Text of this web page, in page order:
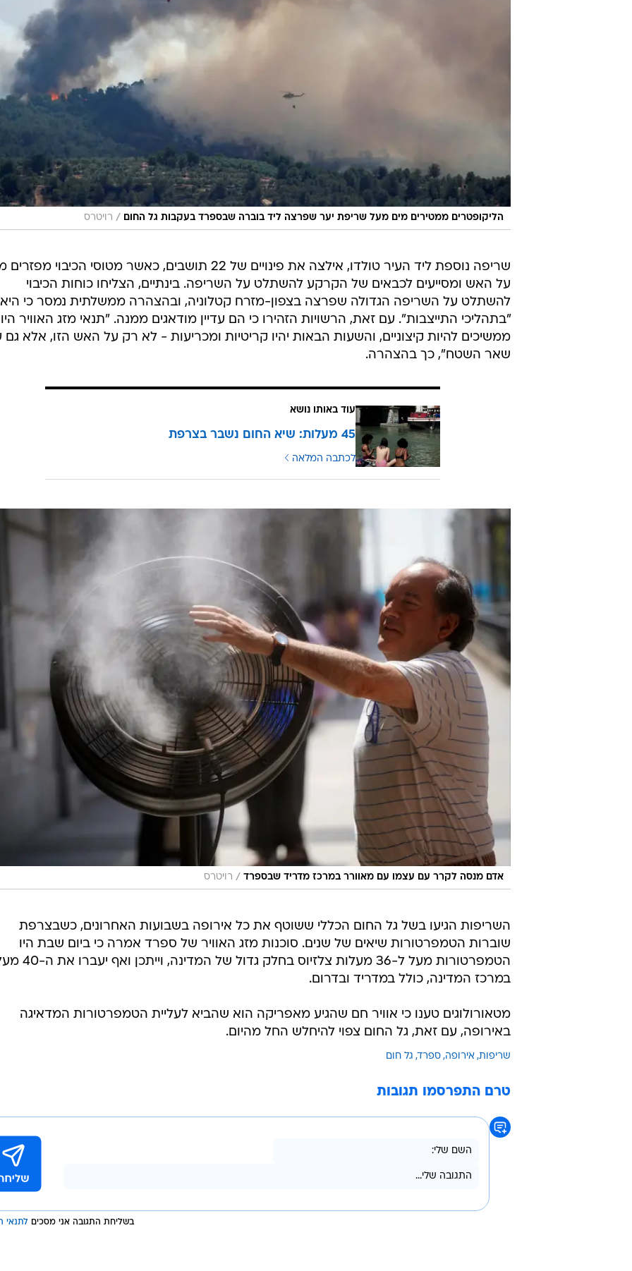
הליקופטרים ממטירים מים מעל שריפת יער שפרצה ליד בוברה שבספרד בעקבות גל החום / רויטרס
שריפה נוספת ליד העיר טולדו, אילצה את פינויים של 22 תושבים, כאשר מטוסי הכיבוי
על האש ומסייעים לכבאים של הקרקע להשתלט על השריפה. בינתיים, הצליחו כוחות הכיבוי
להשתלט על השריפה הגדולה שפרצה בצפון-מזרח קטלוניה, ובהצהרה ממשלתית נמסר כי היא
"בתהליכי התייצבות". עם זאת, הרשויות הזהירו כי הם עדיין מודאגים ממנה. "תנאי מזג האוויר
ממשיכים להיות קיצוניים, והשעות הבאות יהיו קריטיות ומכריעות - לא רק על האש הזו, אלא גם
שאר השטח", כך בהצהרה.
עוד באותו נושא
45 מעלות: שיא החום נשבר בצרפת
לכתבה המלאה
אדם מנסה לקרר עם עצמו עם מאוורר במרכז מדריד שבספרד / רויטרס
השריפות הגיעו בשל גל החום הכללי ששוטף את כל אירופה בשבועות האחרונים, כשבצרפת
שוברות הטמפרטורות שיאים של שנים. סוכנות מזג האוויר של ספרד אמרה כי ביום שבת היו
הטמפרטורות מעל ל-36 מעלות צלזיוס בחלק
במרכז המדינה, כולל במדריד ובדרום.
מטאורולוגים טענו כי אוויר חם שהגיע מאפריקה הוא שהביא לעליית הטמפרטורות המדאיגה
באירופה, עם זאת, גל החום צפוי להיחלש החל מהיום.
שריפות אירופה ספרד גל חום
טרם התפרסמו תגובות
בשליחת התגובה אני מסכים לתנאי